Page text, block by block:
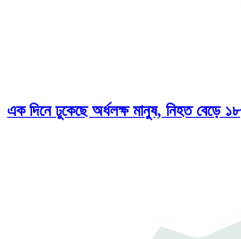
এক দিনে ঢুকেছে অর্ধলক্ষ মানুষ, নিহত বেড়ে ১৮